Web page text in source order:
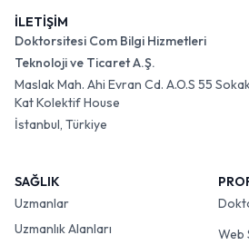
İLETİŞİM
Doktorsitesi Com Bilgi Hizmetleri
Teknoloji ve Ticaret A.Ş.
Maslak Mah. Ahi Evran Cd. A.O.S 55
Kat Kolektif House
İstanbul, Türkiye
SAĞLIK
Uzmanlar
Uzmanlık Alanları
Web